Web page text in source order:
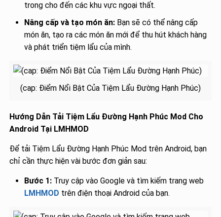
trong cho đến các khu vực ngoại thất.
Nâng cấp và tạo món ăn: Bạn sẽ có thể nâng cấp
món ăn, tạo ra các món ăn mới để thu hút khách hàng
và phát triển tiệm lẩu của mình.
(cap: Điểm Nổi Bật Của Tiệm Lẩu Đường Hạnh Phúc)
Hướng Dẫn Tải Tiệm Lẩu Đường Hạnh Phúc Mod Cho
Android Tại LMHMOD
Để tải Tiệm Lẩu Đường Hạnh Phúc Mod trên Android, bạn
chỉ cần thực hiện vài bước đơn giản sau:
Bước 1: Truy cập vào Google và tìm kiếm trang web
LMHMOD trên điện thoại Android của bạn.